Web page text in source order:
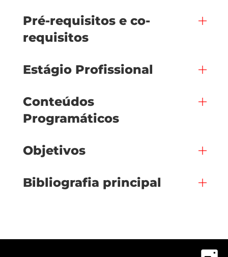
Pré-requisitos e co-
requisitos
Estágio Profissional
Conteúdos
Programáticos
Objetivos
Bibliografia principal